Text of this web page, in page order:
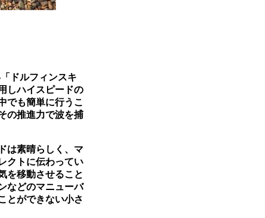
ドルフィンスキ
しハイスピードの
でも簡単に行うこ
の推進力で波を捕
は素晴らしく、マ
クトに伝わってい
を移動させること
などのマニューバ
とができない小さ